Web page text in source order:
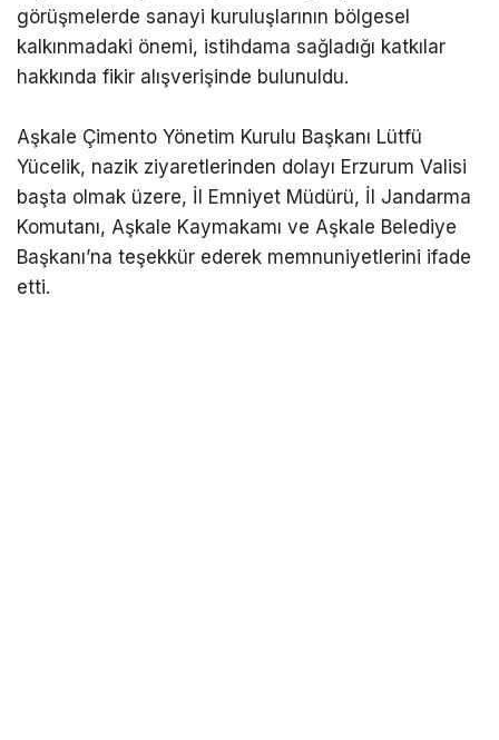
görüşmelerde sanayi kuruluşlarının bölgesel
kalkınmadaki önemi, istihdama sağladığı katkılar
hakkında fikir alışverişinde bulunuldu.
Aşkale Çimento Yönetim Kurulu Başkanı Lütfü
Yücelik, nazik ziyaretlerinden dolayı Erzurum Valisi
başta olmak üzere, İl Emniyet Müdürü, İl Jandarma
Komutanı, Aşkale Kaymakamı ve Aşkale Belediye
Başkanı’na teşekkür ederek memnuniyetlerini ifade
etti.